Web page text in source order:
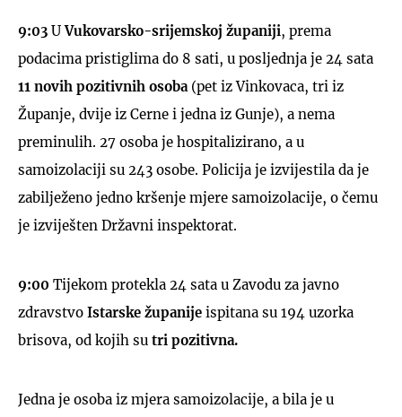
9:03 UVukovarsko-srijemskoj županiji, prema
podacima pristiglima do 8 sati, u posljednja je 24 sata
11 novih pozitivnih osoba (pet iz Vinkovaca, tri iz
Županje, dvije iz Cerne i jedna iz Gunje), a nema
preminulih. 27 osoba je hospitalizirano, a u
samoizolaciji su 243 osobe. Policija je izvijestila da je
zabilježeno jedno kršenje mjere samoizolacije, o čemu
je izviješten Državni inspektorat.
9:00 Tijekom protekla 24 sata u Zavodu za javno
zdravstvo Istarske županije ispitana su 194 uzorka
brisova, od kojih su tri pozitivna.
Jedna je osoba iz mjera samoizolacije, a bila je u